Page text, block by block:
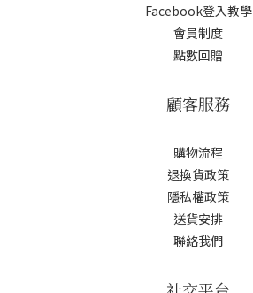
Facebook登入教學
會員制度
點數回贈
顧客服務
購物流程
退換貨政策
隱私權政策
送貨安排
聯絡我們